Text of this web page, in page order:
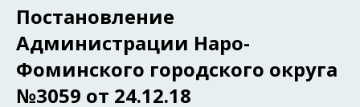
Постановление
Администрации Наро-
Фоминского городского округа
№3059 от 24.12.18